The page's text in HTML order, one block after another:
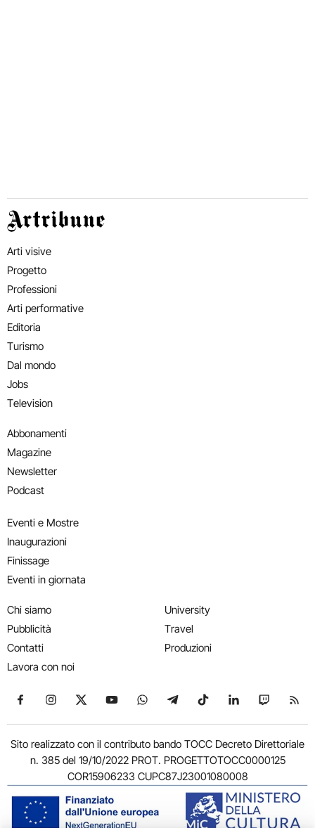
Artribune
Arti visive
Progetto
Professioni
Arti performative
Editoria
Turismo
Dal mondo
Jobs
Television
Abbonamenti
Magazine
Newsletter
Podcast
Eventi e Mostre
Inaugurazioni
Finissage
Eventi in giornata
Chi siamo
Pubblicità
Contatti
Lavora con noi
University
Travel
Produzioni
Seguici su Facebook
Seguici su Instagram
Seguici su X
Seguici su YouTube
Seguici su WhatsApp
Seguici su Telegram
Seguici su TikTok
Seguici su
Seguici
Sito realizzato con il contributo bando TOCC Decreto Direttoriale
n. 385 del 19/10/2022 PROT. PROGETTOTOCC0000125
COR15906233 CUPC87J23001080008